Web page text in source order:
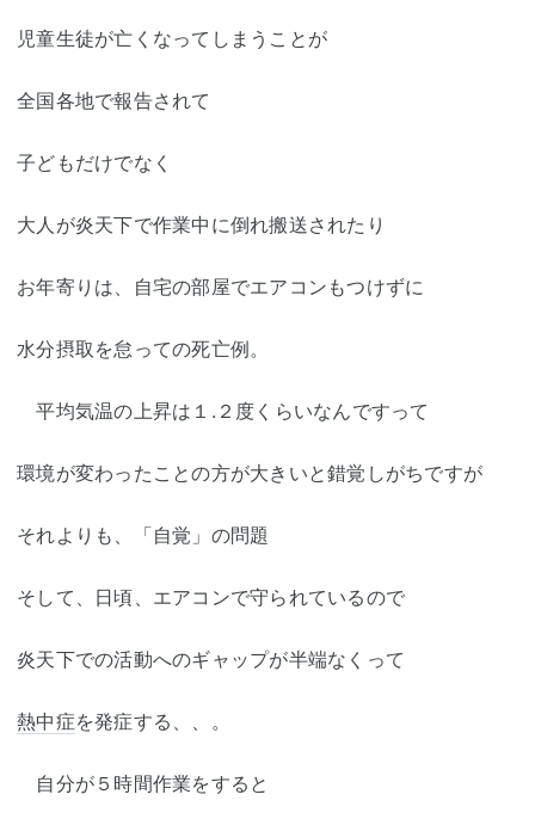
児童生徒が亡くなってしまうことが
全国各地で報告されて
子どもだけでなく
大人が炎天下で作業中に倒れ搬送されたり
お年寄りは、自宅の部屋でエアコンもつけずに
水分摂取を怠っての死亡例。
平均気温の上昇は１.２度くらいなんですって
環境が変わったことの方が大きいと錯覚しがちですが
それよりも、「自覚」の問題
そして、日頃、エアコンで守られているので
炎天下での活動へのギャップが半端なくって
熱中症を発症する、、。
自分が５時間作業をすると